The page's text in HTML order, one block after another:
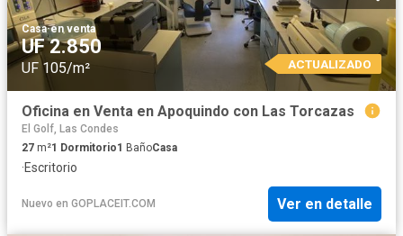
Casa·en venta
UF 2.850
UF 105/m² ACTUALIZADO
Oficina en Venta en Apoquindo con Las Torcazas
El Golf, Las Condes
27 m²1 Dormitorio1 BañoCasa
·Escritorio
Nuevo en GOPLACEIT.COM Ver en detalle